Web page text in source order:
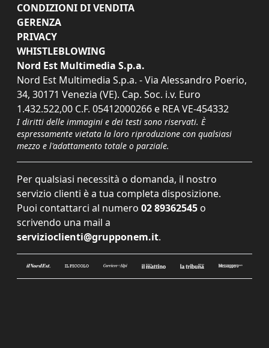
CONDIZIONI DI VENDITA
GERENZA
PRIVACY
WHISTLEBLOWING
Nord Est Multimedia S.p.a.
Nord Est Multimedia S.p.a. - Via Alessandro Poerio,
34, 30171 Venezia (VE). Cap. Soc. i.v. Euro
1.432.522,00 C.F. 05412000266 e REA VE-454332
I diritti delle immagini e dei testi sono riservati. È
espressamente vietata la loro riproduzione con qualsiasi
mezzo e l'adattamento totale o parziale.
Per qualsiasi necessità o domanda, il nostro
servizio clienti è a tua completa disposizione.
Puoi contattarci al numero 02 89362545 o
scrivendo una mail a
servizioclienti@grupponem.it.